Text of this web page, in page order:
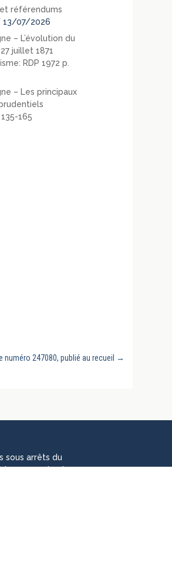
référendums
13/07/2026
– L’évolution du
juillet 1871
RDP 1972 p.
– Les principaux
165
numéro 247080, publié au recueil →
sous arrêts du
manuels et